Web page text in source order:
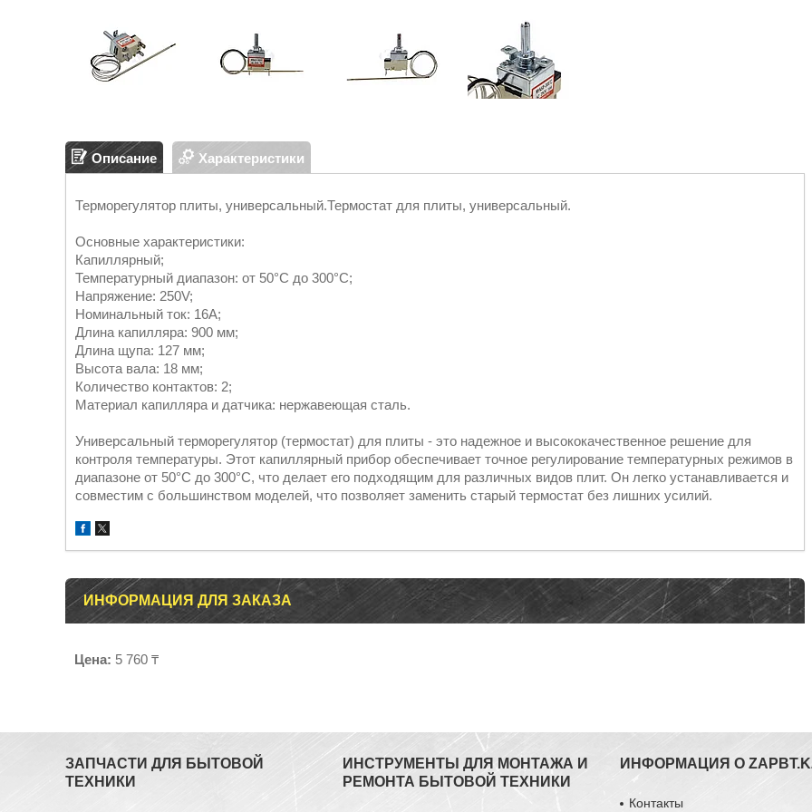
Описание Характеристики
Терморегулятор плиты, универсальный.Термостат для плиты, универсальный.
Основные характеристики:
Капиллярный;
Температурный диапазон: от 50°C до 300°C;
Напряжение: 250V;
Номинальный ток: 16A;
Длина капилляра: 900 мм;
Длина щупа: 127 мм;
Высота вала: 18 мм;
Количество контактов: 2;
Материал капилляра и датчика: нержавеющая сталь.
Универсальный терморегулятор (термостат) для плиты - это надежное и высококачественное решение для
контроля температуры. Этот капиллярный прибор обеспечивает точное регулирование температурных режимов в
диапазоне от 50°C до 300°C, что делает его подходящим для различных видов плит. Он легко устанавливается и
совместим с большинством моделей, что позволяет заменить старый термостат без лишних усилий.
ИНФОРМАЦИЯ ДЛЯ ЗАКАЗА
Цена: 5 760 ₸
ЗАПЧАСТИ ДЛЯ БЫТОВОЙ
ТЕХНИКИ
ИНСТРУМЕНТЫ ДЛЯ МОНТАЖА И
РЕМОНТА БЫТОВОЙ ТЕХНИКИ
ИНФОРМАЦИЯ О
Контакты